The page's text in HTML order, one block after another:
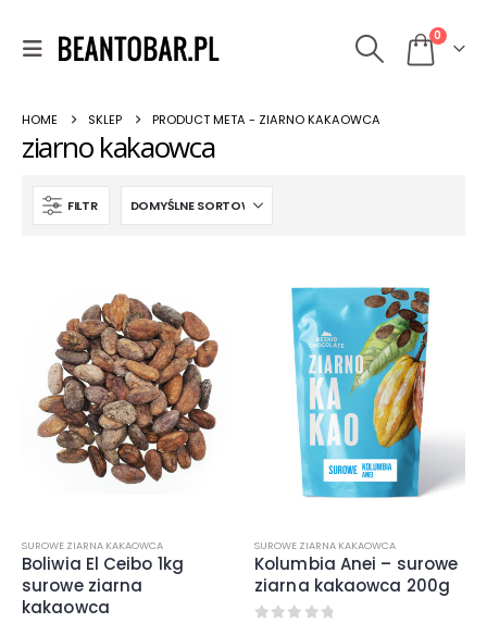
0
HOME SKLEP PRODUCT META - ZIARNO KAKAOWCA
ziarno kakaowca
FILTR
SUROWE ZIARNA KAKAOWCA
Boliwia El Ceibo 1kg
surowe ziarna
kakaowca
SUROWE ZIARNA KAKAOWCA
Kolumbia Anei – surowe
ziarna kakaowca 200g